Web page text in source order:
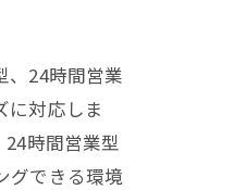
、24時間営業
に対応しま
時間営業型
グできる環境